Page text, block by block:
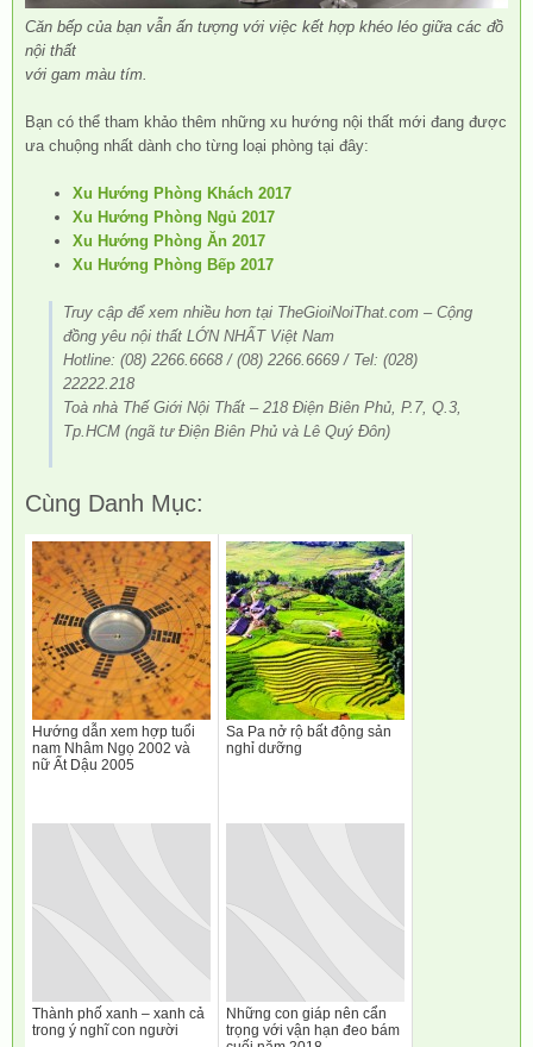
Căn bếp của bạn vẫn ấn tượng với việc kết hợp khéo léo giữa các đồ
nội thất
với gam màu tím.
Bạn có thể tham khảo thêm những xu hướng nội thất mới đang được
ưa chuộng nhất dành cho từng loại phòng tại đây:
Xu Hướng Phòng Khách 2017
Xu Hướng Phòng Ngủ 2017
Xu Hướng Phòng Ăn 2017
Xu Hướng Phòng Bếp 2017
Truy cập để xem nhiều hơn tại TheGioiNoiThat.com – Cộng
đồng yêu nội thất LỚN NHẤT Việt Nam
Hotline: (08) 2266.6668 / (08) 2266.6669 / Tel: (028)
22222.218
Toà nhà Thế Giới Nội Thất – 218 Điện Biên Phủ, P.7, Q.3,
Tp.HCM (ngã tư Điện Biên Phủ và Lê Quý Đôn)
Cùng Danh Mục:
Hướng dẫn xem hợp tuổi
nam Nhâm Ngọ 2002 và
nữ Ất Dậu 2005
Sa Pa nở rộ bất động sản
nghỉ dưỡng
Thành phố xanh – xanh cả
trong ý nghĩ con người
Những con giáp nên cẩn
trọng với vận hạn đeo bám